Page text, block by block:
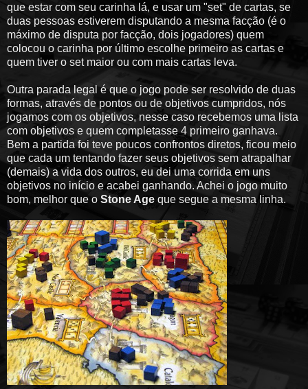
que estar com seu carinha lá, e usar um "set" de cartas, se
duas pessoas estiverem disputando a mesma facção (é o
máximo de disputa por facção, dois jogadores) quem
colocou o carinha por último escolhe primeiro as cartas e
quem tiver o set maior ou com mais cartas leva.
Outra parada legal é que o jogo pode ser resolvido de duas
formas, através de pontos ou de objetivos cumpridos, nós
jogamos com os objetivos, nesse caso recebemos uma lista
com objetivos e quem completasse 4 primeiro ganhava.
Bem a partida foi teve poucos confrontos diretos, ficou meio
que cada um tentando fazer seus objetivos sem atrapalhar
(demais) a vida dos outros, eu dei uma corrida em uns
objetivos no início e acabei ganhando. Achei o jogo muito
bom, melhor que o Stone Age que segue a mesma linha.